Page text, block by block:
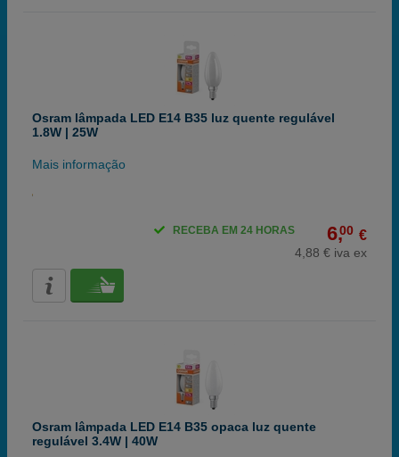
Osram lâmpada LED E14 B35 luz quente regulável
1.8W | 25W
Mais informação
6,00 €
4,88 € iva ex
RECEBA EM 24 HORAS
Osram lâmpada LED E14 B35 opaca luz quente
regulável 3.4W | 40W